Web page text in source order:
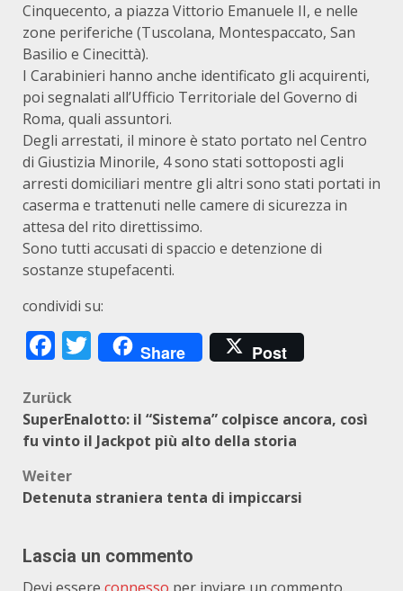
Cinquecento, a piazza Vittorio Emanuele II, e nelle
zone periferiche (Tuscolana, Montespaccato, San
Basilio e Cinecittà).
I Carabinieri hanno anche identificato gli acquirenti,
poi segnalati all’Ufficio Territoriale del Governo di
Roma, quali assuntori.
Degli arrestati, il minore è stato portato nel Centro
di Giustizia Minorile, 4 sono stati sottoposti agli
arresti domiciliari mentre gli altri sono stati portati in
caserma e trattenuti nelle camere di sicurezza in
attesa del rito direttissimo.
Sono tutti accusati di spaccio e detenzione di
sostanze stupefacenti.
condividi su:
Facebook
Twitter
Share Post
Beitragsnavigation
Zurück
SuperEnalotto: il “Sistema” colpisce ancora, così
fu vinto il Jackpot più alto della storia
Weiter
Detenuta straniera tenta di impiccarsi
Lascia un commento